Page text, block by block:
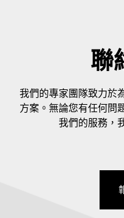
聯
我們的專家團隊致力於
方案。無論您有任何問
我們的服務，